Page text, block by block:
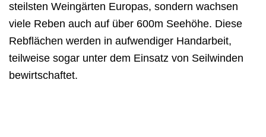
steilsten Weingärten Europas, sondern wachsen
viele Reben auch auf über 600m Seehöhe. Diese
Rebflächen werden in aufwendiger Handarbeit,
teilweise sogar unter dem Einsatz von Seilwinden
bewirtschaftet.